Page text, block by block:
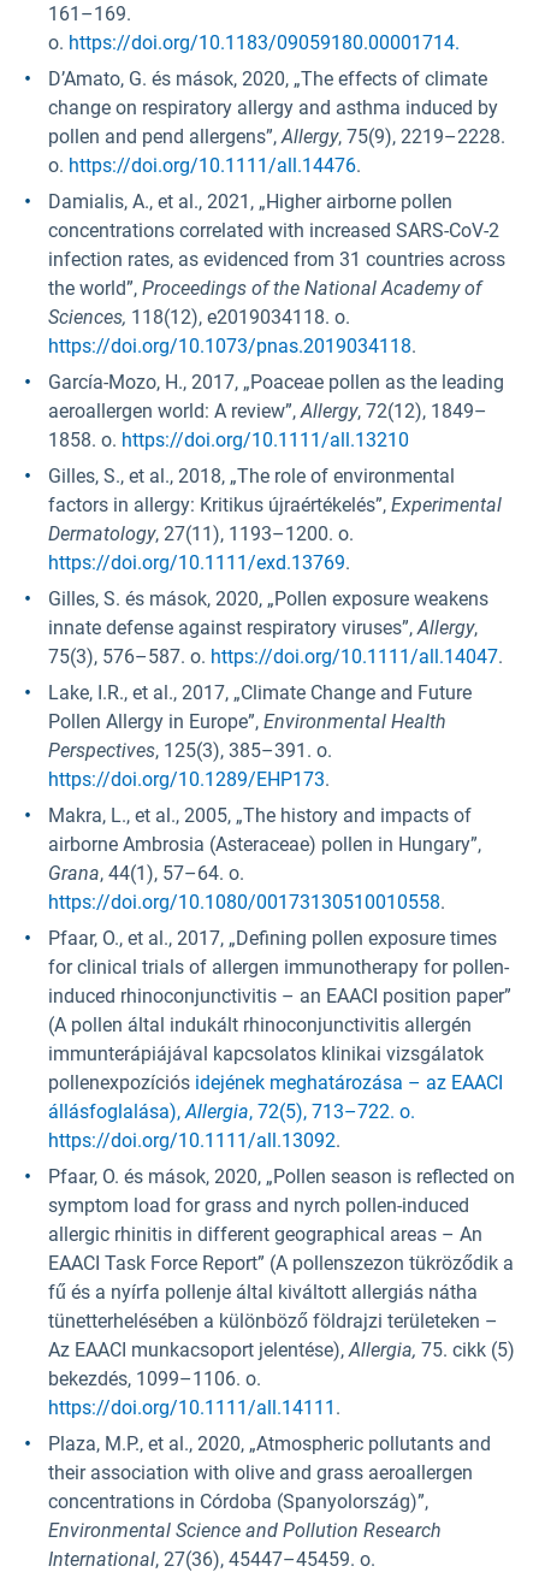
161–169.
o. https://doi.org/10.1183/09059180.00001714.
D’Amato, G. és mások, 2020, „The effects of climate
change on respiratory allergy and asthma induced by
pollen and pend allergens”, Allergy, 75(9), 2219–2228.
o. https://doi.org/10.1111/all.14476.
Damialis, A., et al., 2021, „Higher airborne pollen
concentrations correlated with increased SARS-CoV-2
infection rates, as evidenced from 31 countries across
the world”, Proceedings of the National Academy of
Sciences, 118(12), e2019034118. o.
https://doi.org/10.1073/pnas.2019034118.
García-Mozo, H., 2017, „Poaceae pollen as the leading
aeroallergen world: A review”, Allergy, 72(12), 1849–
1858. o. https://doi.org/10.1111/all.13210
Gilles, S., et al., 2018, „The role of environmental
factors in allergy: Kritikus újraértékelés”, Experimental
Dermatology, 27(11), 1193–1200. o.
https://doi.org/10.1111/exd.13769.
Gilles, S. és mások, 2020, „Pollen exposure weakens
innate defense against respiratory viruses”, Allergy,
75(3), 576–587. o. https://doi.org/10.1111/all.14047.
Lake, I.R., et al., 2017, „Climate Change and Future
Pollen Allergy in Europe”, Environmental Health
Perspectives, 125(3), 385–391. o.
https://doi.org/10.1289/EHP173.
Makra, L., et al., 2005, „The history and impacts of
airborne Ambrosia (Asteraceae) pollen in Hungary”,
Grana, 44(1), 57–64. o.
https://doi.org/10.1080/00173130510010558.
Pfaar, O., et al., 2017, „Defining pollen exposure times
for clinical trials of allergen immunotherapy for pollen-
induced rhinoconjunctivitis – an EAACI position paper”
(A pollen által indukált rhinoconjunctivitis allergén
immunterápiájával kapcsolatos klinikai vizsgálatok
pollenexpozíciós idejének meghatározása – az EAACI
állásfoglalása), Allergia, 72(5), 713–722. o.
https://doi.org/10.1111/all.13092.
Pfaar, O. és mások, 2020, „Pollen season is reflected on
symptom load for grass and nyrch pollen-induced
allergic rhinitis in different geographical areas – An
EAACI Task Force Report” (A pollenszezon tükröződik a
fű és a nyírfa pollenje által kiváltott allergiás nátha
tünetterhelésében a különböző földrajzi területeken –
Az EAACI munkacsoport jelentése), Allergia, 75. cikk (5)
bekezdés, 1099–1106. o.
https://doi.org/10.1111/all.14111 .
Plaza, M.P., et al., 2020, „Atmospheric pollutants and
their association with olive and grass aeroallergen
concentrations in Córdoba (Spanyolország)”,
Environmental Science and Pollution Research
International, 27(36), 45447–45459. o.